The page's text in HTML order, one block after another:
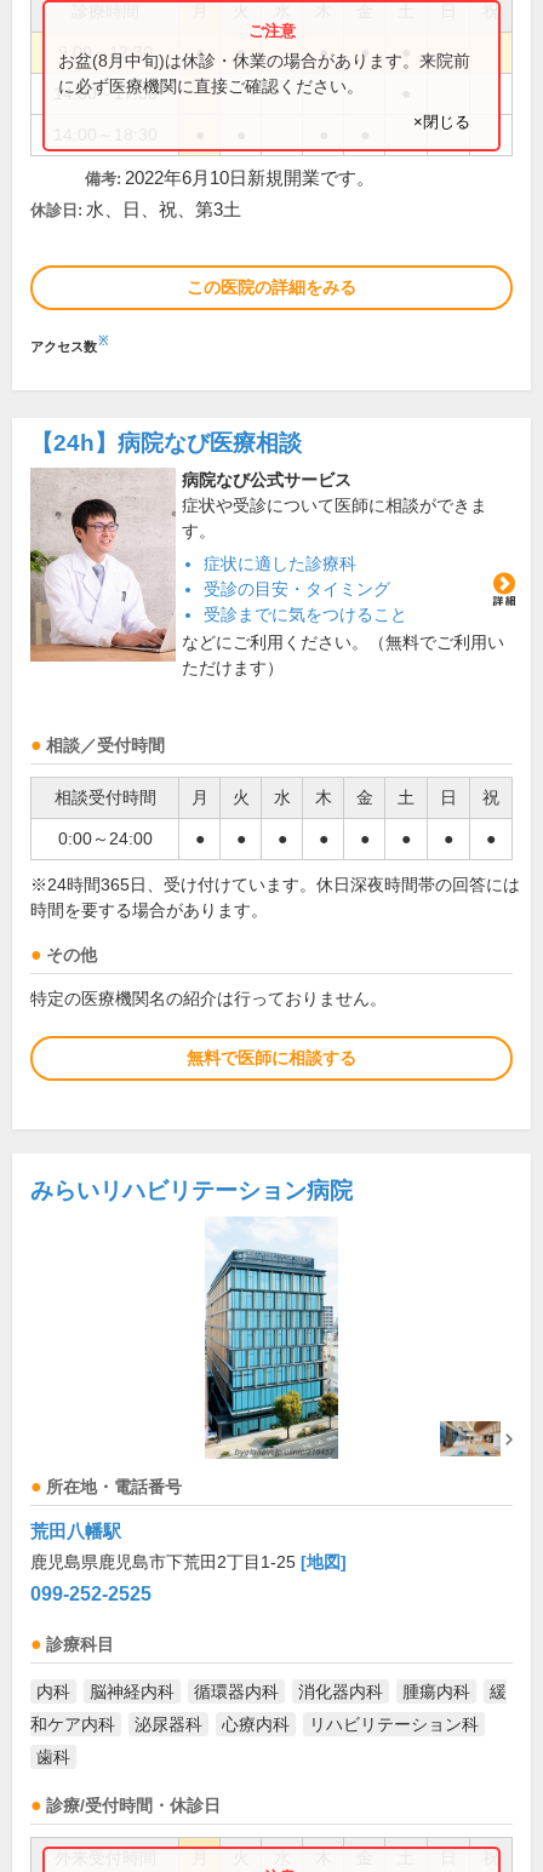
祝
9:00～12:30 ● ● ● ●
14:00～17:00
お盆(8月中旬)は休診・休業の場合があります。来院前
に必ず医療機関に直接ご確認ください。
×閉じる
備考: 2022年6月10日新規開業です。
休診日: 水、日、祝、第3土
この医院の詳細をみる
アクセス数※
【24h】 病院なび医療相談
病院なび公式サービス
症状や受診について医師に相談ができま
す。
症状に適した診療科
受診の目安・タイミング
受診までに気をつけること
などにご利用ください。（無料でご利用い
ただけます）
相談／受付時間
相談受付時間 月 火 水 木 金 土 日 祝
0:00～24:00 ● ● ● ● ● ● ● ●
※24時間365日、受け付けています。休日深夜時間帯の回答には
時間を要する場合があります。
その他
特定の医療機関名の紹介は行っておりません。
無料で医師に相談する
みらいリハビリテーション病院
所在地・電話番号
荒田八幡駅
鹿児島県鹿児島市下荒田2丁目1-25 [地図]
099-252-2525
診療科目
内科 脳神経内科 循環器内科 消化器内科 腫瘍内科
緩
和ケア内科
泌尿器科 心療内科
リハビリテーション科
歯科
診療/受付時間・休診日
祝